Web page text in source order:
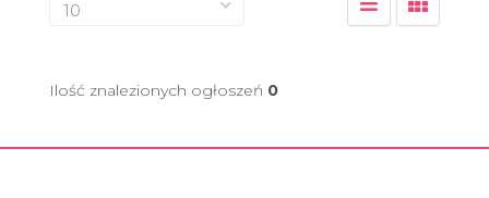
10
Ilość znalezionych ogłoszeń 0